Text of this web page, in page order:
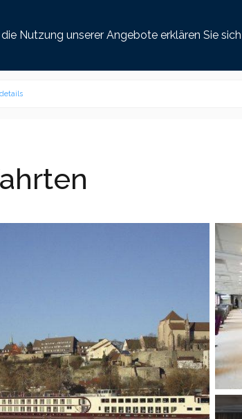
Nutzung unserer Angebote erklären Sie
Last Minute Busreisen Golfreisen
alle Flughäfen 7 Tage 2